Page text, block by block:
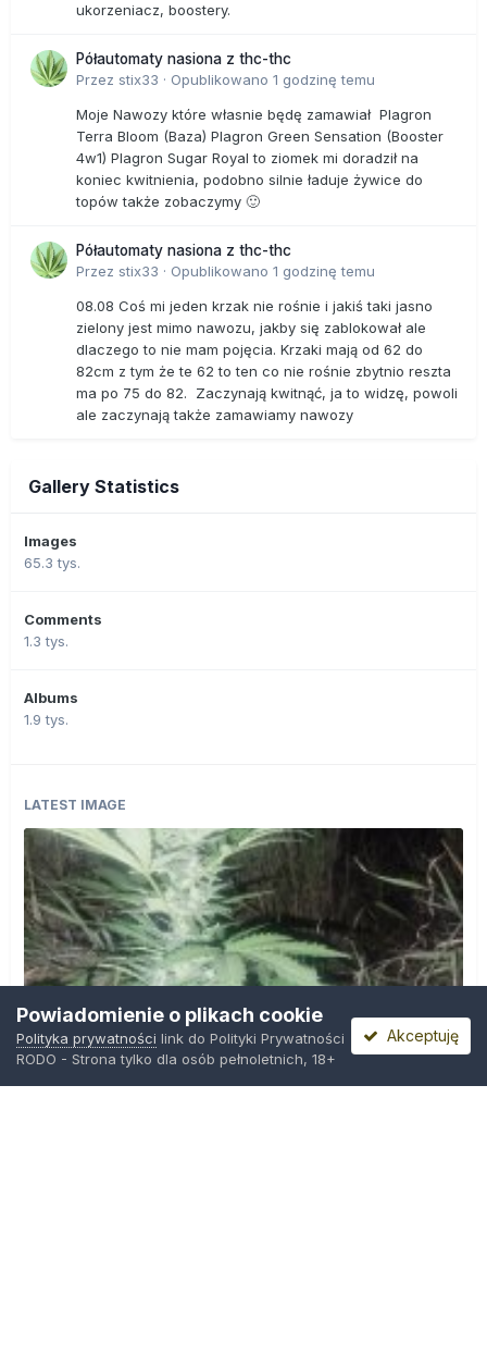
ukorzeniacz, boostery.
Półautomaty nasiona z thc-thc
Przez stix33 · Opublikowano 1 godzinę temu
Moje Nawozy które własnie będę zamawiał Plagron
Terra Bloom (Baza) Plagron Green Sensation (Booster
4w1) Plagron Sugar Royal to ziomek mi doradził na
koniec kwitnienia, podobno silnie ładuje żywice do
topów także zobaczymy 🙂
Półautomaty nasiona z thc-thc
Przez stix33 · Opublikowano 1 godzinę temu
08.08 Coś mi jeden krzak nie rośnie i jakiś taki jasno
zielony jest mimo nawozu, jakby się zablokował ale
dlaczego to nie mam pojęcia. Krzaki mają od 62 do
82cm z tym że te 62 to ten co nie rośnie zbytnio reszta
ma po 75 do 82. Zaczynają kwitnąć, ja to widzę, powoli
ale zaczynają także zamawiamy nawozy
Gallery Statistics
Images
65.3 tys.
Comments
1.3 tys.
Albums
1.9 tys.
LATEST IMAGE
Powiadomienie o plikach cookie
Polityka prywatności link do Polityki Prywatności
RODO - Strona tylko dla osób pełnoletnich, 18+
Akceptuję